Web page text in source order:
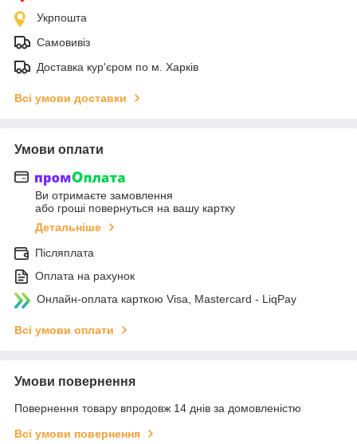
Укрпошта
Самовивіз
Доставка кур'єром по м. Харків
Всі умови доставки
Умови оплати
Ви отримаєте замовлення
або гроші повернуться на вашу картку
Детальніше
Післяплата
Оплата на рахунок
Онлайн-оплата карткою Visa, Mastercard - LiqPay
Всі умови оплати
Умови повернення
Повернення товару впродовж 14 днів за домовленістю
Всі умови повернення